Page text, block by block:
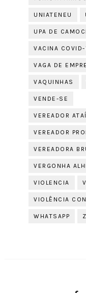
UNIATENEU
UPA DE
VACINA COVID-
VAGA DE
VAQUINHAS
VENDE-SE
VEREADOR
VEREADOR
VEREADORA
VERGONHA
VIOLENCIA
VIOLÊNCIA
WHATSAPP